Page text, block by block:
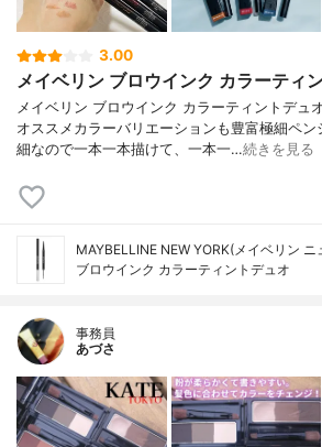
3.00
メイベリン ブロウインク カラーティ
メイベリン ブロウインク カラーティントデュ
オススメカラーバリエーションも豊富極細ペ
細なので一本一本描けて、一本一…続きを見る
MAYBELLINE NEW YORK(メイベリン ニ
ブロウインク カラーティントデュオ
事務員
あづさ